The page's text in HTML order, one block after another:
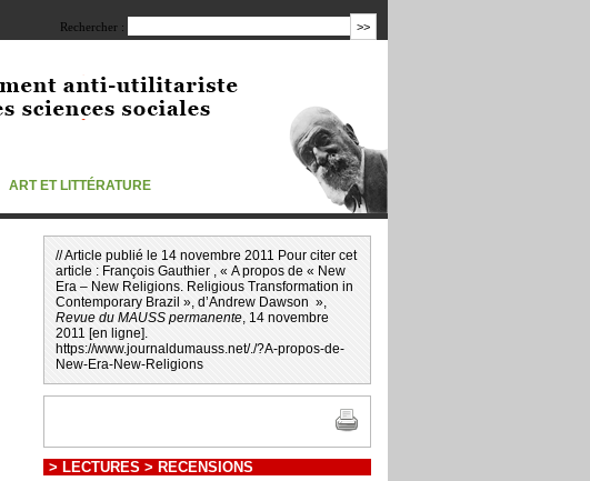
Rechercher :
ART ET LITTÉRATURE
// Article publié le 14 novembre 2011 Pour citer cet
article : François Gauthier , « A propos de « New
Era – New Religions. Religious Transformation in
Contemporary Brazil », d’Andrew Dawson »,
Revue du MAUSS permanente, 14 novembre
2011 [en ligne].
https://www.journaldumauss.net/./?A-propos-de-
New-Era-New-Religions
> LECTURES > RECENSIONS